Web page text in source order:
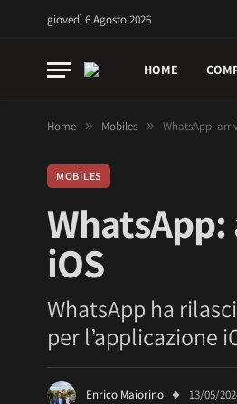
giovedì 6 Agosto 2026
HOME
Home » Mobiles » WhatsApp:
MOBILES
iOS
WhatsApp ha
per l’applicazione
Enrico Maiorino 13/05/